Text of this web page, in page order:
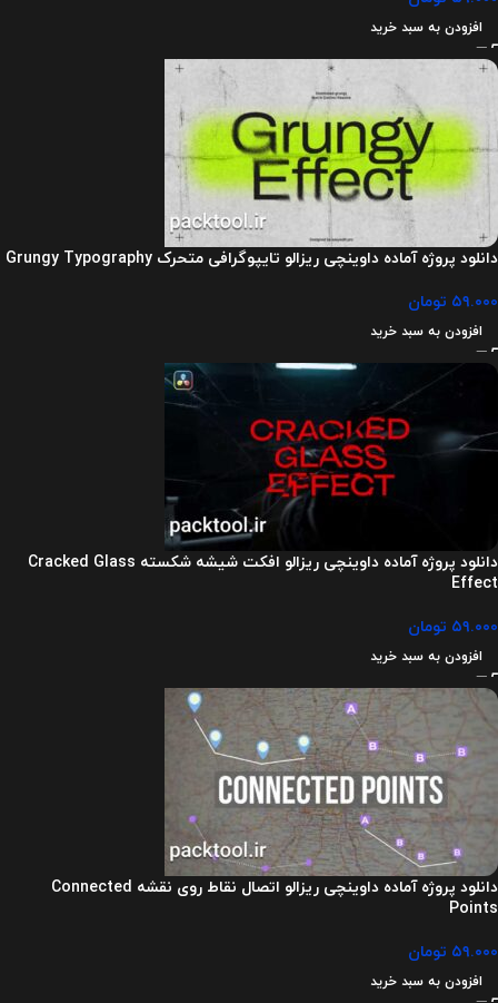
افزودن به سبد خرید
دانلود پروژه آماده داوینچی ریزالو تایپوگرافی متحرک Grungy Typography
۵۹.۰۰۰ تومان
افزودن به سبد خرید
دانلود پروژه آماده داوینچی ریزالو افکت شیشه شکسته Cracked Glass
Effect
۵۹.۰۰۰ تومان
افزودن به سبد خرید
دانلود پروژه آماده داوینچی ریزالو اتصال نقاط روی نقشه Connected
Points
۵۹.۰۰۰ تومان
افزودن به سبد خرید